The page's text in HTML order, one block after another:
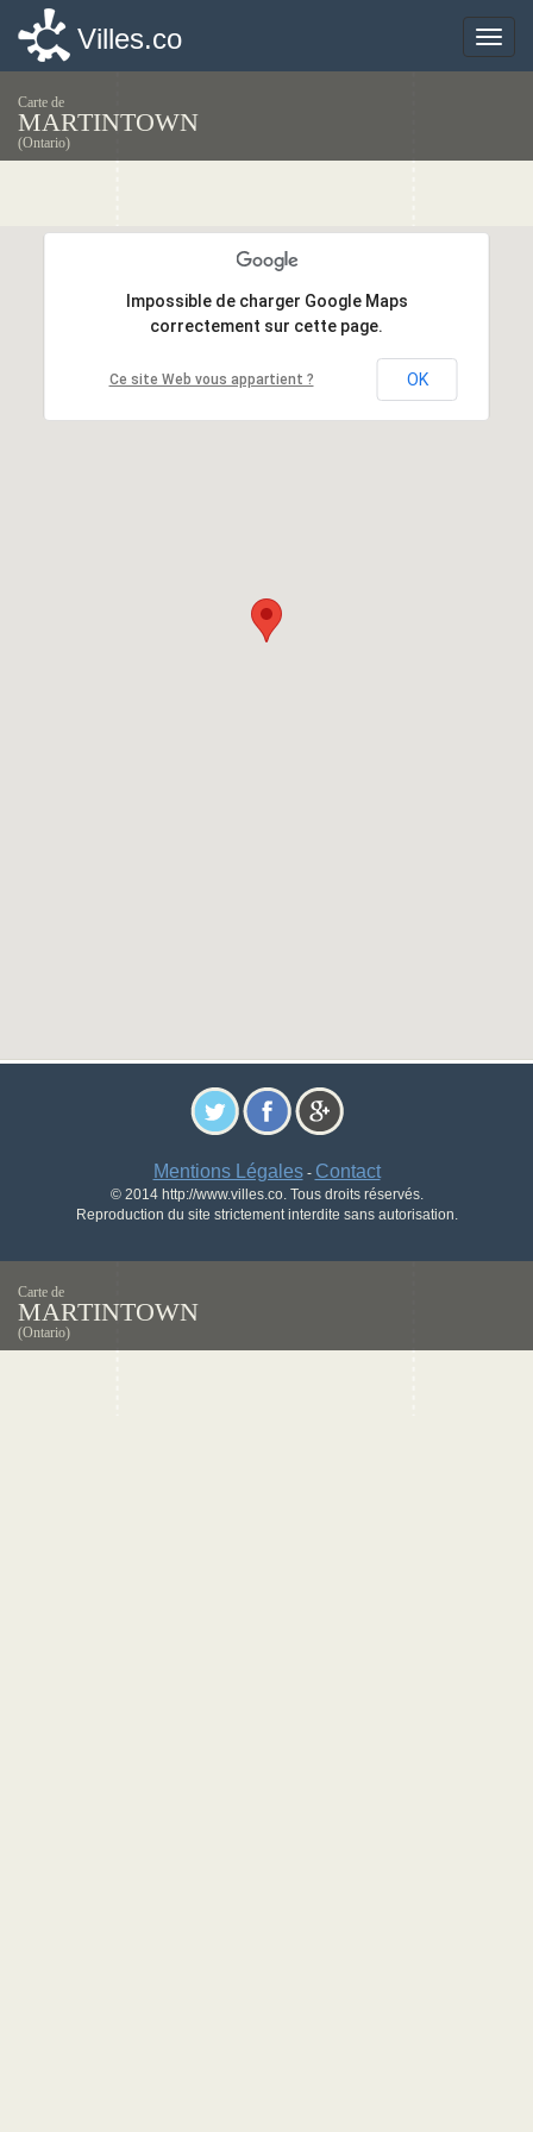
Toggle
Villes.co
Carte de
MARTINTOWN
(Ontario)
Impossible de charger Google Maps
correctement sur cette page.
Ce site Web vous appartient ? OK
Impossible de charger Google Maps
correctement sur cette page.
Ce site Web vous appartient ? OK
Mentions Légales- Contact
© 2014 http://www.villes.co. Tous droits réservés.
Reproduction du site strictement interdite sans autorisation.
Toggle
Villes.co
Carte de
MARTINTOWN
(Ontario)